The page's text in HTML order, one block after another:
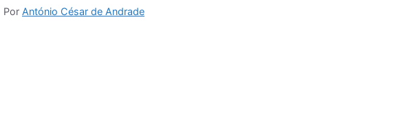
Por António César de Andrade